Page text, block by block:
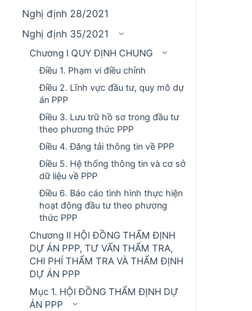
Nghị định 28/2021
Nghị định 35/2021
Chương I QUY ĐỊNH CHUNG
Điều 1. Phạm vi điều chỉnh
Điều 2. Lĩnh vực đầu tư, quy mô dự
án PPP
Điều 3. Lưu trữ hồ sơ trong đầu tư
theo phương thức PPP
Điều 4. Đăng tải thông tin về PPP
Điều 5. Hệ thống thông tin và cơ sở
dữ liệu về PPP
Điều 6. Báo cáo tình hình thực hiện
hoạt động đầu tư theo phương
thức PPP
Chương II HỘI ĐỒNG THẨM ĐỊNH
DỰ ÁN PPP, TƯ VẤN THẨM TRA,
CHI PHÍ THẨM TRA VÀ THẨM ĐỊNH
DỰ ÁN PPP
Mục 1. HỘI ĐỒNG THẨM ĐỊNH DỰ
ÁN PPP